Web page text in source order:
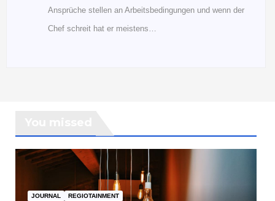
Ansprüche stellen an Arbeitsbedingungen und wenn der
Chef schreit hat er meistens…
JOURNAL REGIOTAINMENT